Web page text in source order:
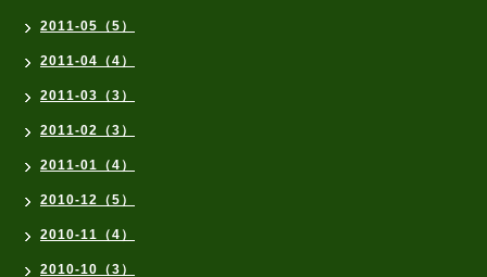
2011-05（5）
2011-04（4）
2011-03（3）
2011-02（3）
2011-01（4）
2010-12（5）
2010-11（4）
2010-10（3）